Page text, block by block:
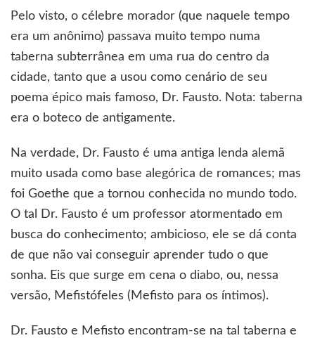
Pelo visto, o célebre morador (que naquele tempo
era um anônimo) passava muito tempo numa
taberna subterrânea em uma rua do centro da
cidade, tanto que a usou como cenário de seu
poema épico mais famoso, Dr. Fausto. Nota: taberna
era o boteco de antigamente.
Na verdade, Dr. Fausto é uma antiga lenda alemã
muito usada como base alegórica de romances; mas
foi Goethe que a tornou conhecida no mundo todo.
O tal Dr. Fausto é um professor atormentado em
busca do conhecimento; ambicioso, ele se dá conta
de que não vai conseguir aprender tudo o que
sonha. Eis que surge em cena o diabo, ou, nessa
versão, Mefistófeles (Mefisto para os íntimos).
Dr. Fausto e Mefisto encontram-se na tal taberna e